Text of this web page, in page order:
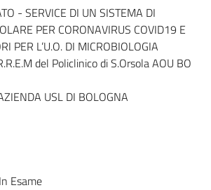
- SERVICE DI UN SISTEMA DI
PER CORONAVIRUS COVID19 E
PER L’U.O. DI MICROBIOLOGIA
del Policlinico di S.Orsola AOU BO
USL DI BOLOGNA
In Esame